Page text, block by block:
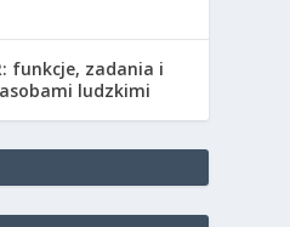
funkcje, zadania i
ludzkimi